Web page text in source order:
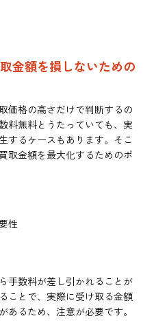
金額を損しないための
価格の高さだけで判断するの
料無料とうたっていても、実
するケースもあります。そこ
取金額を最大化するためのポ
性
手数料が差し引かれることが
ことで、実際に受け取る金額
あるため、注意が必要です。